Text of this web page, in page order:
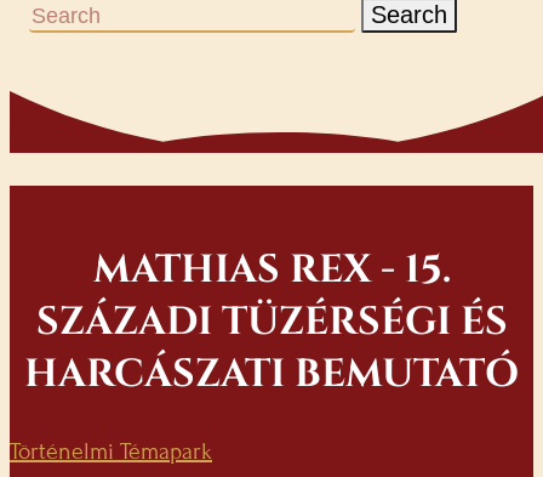
Search
MATHIAS REX - 15.
SZÁZADI TÜZÉRSÉGI ÉS
HARCÁSZATI BEMUTATÓ
Történelmi Témapark